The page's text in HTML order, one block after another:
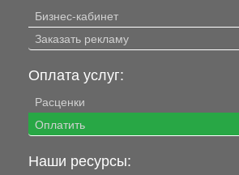
Бизнес-кабинет
Заказать рекламу
Оплата услуг:
Расценки
Оплатить
Наши ресурсы: